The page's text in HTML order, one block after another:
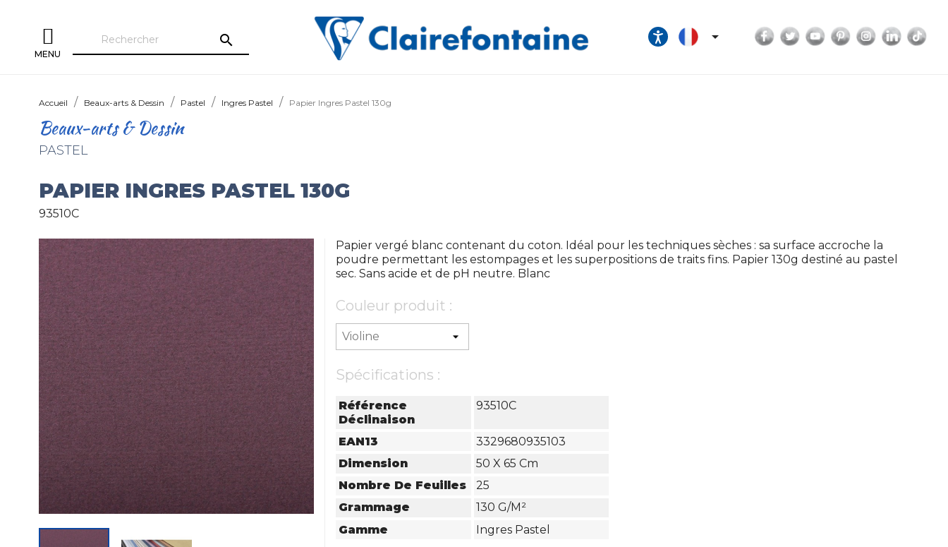
MENU
search  Facebook
TwitterYouTubePinterestInstagram
Accueil Beaux-arts & Dessin Pastel Ingres Pastel Papier Ingres Pastel 130g
Beaux-arts & Dessin
PASTEL
PAPIER INGRES PASTEL 130G
93510C
Papier vergé blanc contenant du coton. Idéal pour les techniques sèches : sa surface accroche la
poudre permettant les estompages et les superpositions de traits fins. Papier 130g destiné au pastel
sec. Sans acide et de pH neutre. Blanc
Couleur produit :
Spécifications :
Référence
Déclinaison
93510C
EAN13
3329680935103
Dimension
50 X 65 Cm
Nombre De Feuilles
25
Grammage
130 G/m²
Gamme
Ingres Pastel